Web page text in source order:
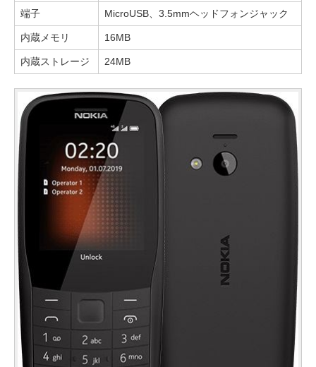
端子 MicroUSB、3.5mmヘッドフォンジャック
内蔵メモリ 16MB
内蔵ストレージ 24MB